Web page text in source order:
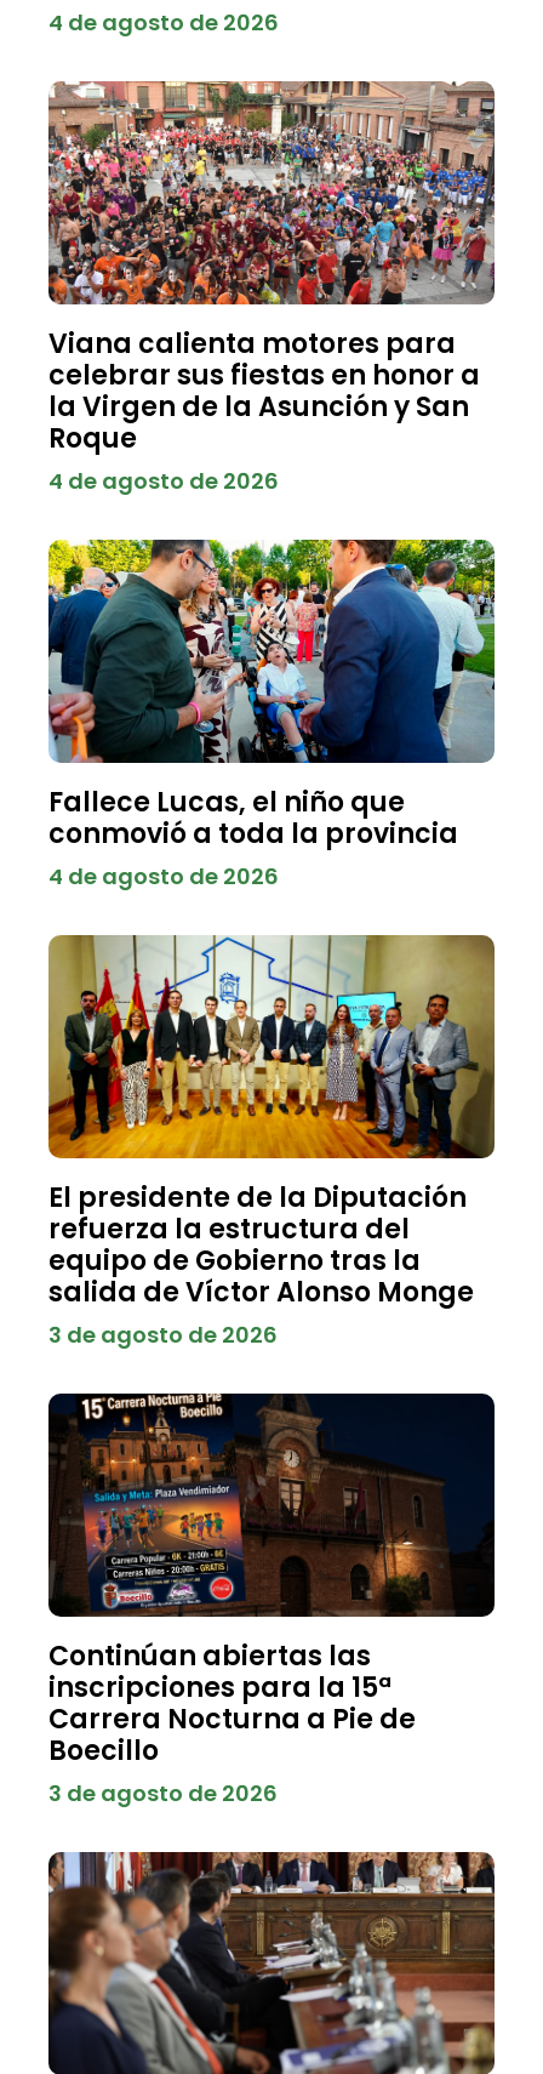
4 de agosto de 2026
Viana calienta motores para
celebrar sus fiestas en honor a
la Virgen de la Asunción y San
Roque
4 de agosto de 2026
Fallece Lucas, el niño que
conmovió a toda la provincia
4 de agosto de 2026
El presidente de la Diputación
refuerza la estructura del
equipo de Gobierno tras la
salida de Víctor Alonso Monge
3 de agosto de 2026
Continúan abiertas las
inscripciones para la 15ª
Carrera Nocturna a Pie de
Boecillo
3 de agosto de 2026